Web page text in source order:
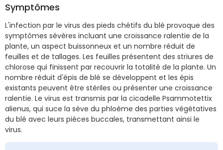
Symptômes
L'infection par le virus des pieds chétifs du blé provoque des
symptômes sévères incluant une croissance ralentie de la
plante, un aspect buissonneux et un nombre réduit de
feuilles et de tallages. Les feuilles présentent des striures de
chlorose qui finissent par recouvrir la totalité de la plante. Un
nombre réduit d'épis de blé se développent et les épis
existants peuvent être stériles ou présenter une croissance
ralentie. Le virus est transmis par la cicadelle Psammotettix
alienus, qui suce la sève du phloème des parties végétatives
du blé avec leurs pièces buccales, transmettant ainsi le
virus.